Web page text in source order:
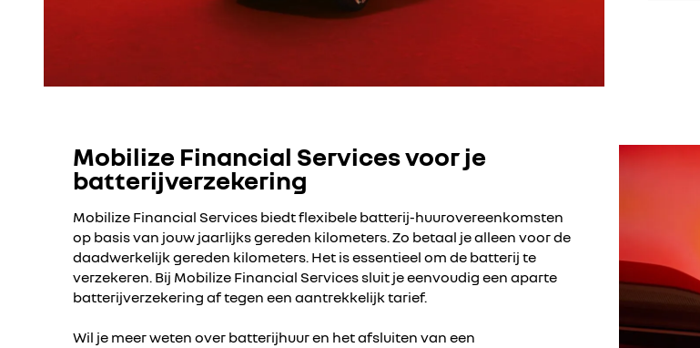
Mobilize Financial Services voor je
batterijverzekering
Mobilize Financial Services biedt flexibele batterij-huurovereenkomsten
op basis van jouw jaarlijks gereden kilometers. Zo betaal je alleen voor de
daadwerkelijk gereden kilometers. Het is essentieel om de batterij te
verzekeren. Bij Mobilize Financial Services sluit je eenvoudig een aparte
batterijverzekering af tegen een aantrekkelijk tarief.
Wil je meer weten over batterijhuur en het afsluiten van een